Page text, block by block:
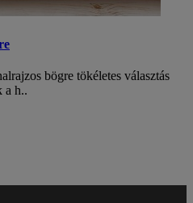
bögre tökéletes választás
a h..